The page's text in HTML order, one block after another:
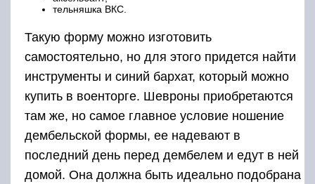
тельняшка ВКС.
Такую форму можно изготовить
самостоятельно, но для этого придется найти
инструменты и синий бархат, который можно
купить в военторге. Шевроны приобретаются
там же, но самое главное условие ношение
дембельской формы, ее надевают в
последний день перед дембелем и едут в ней
домой. Она должна быть идеально подобрана